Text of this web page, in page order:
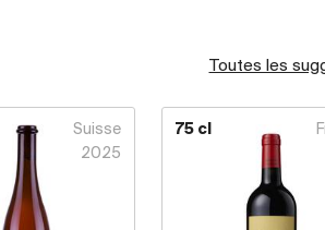
Toutes les
Suisse
2025
75 cl